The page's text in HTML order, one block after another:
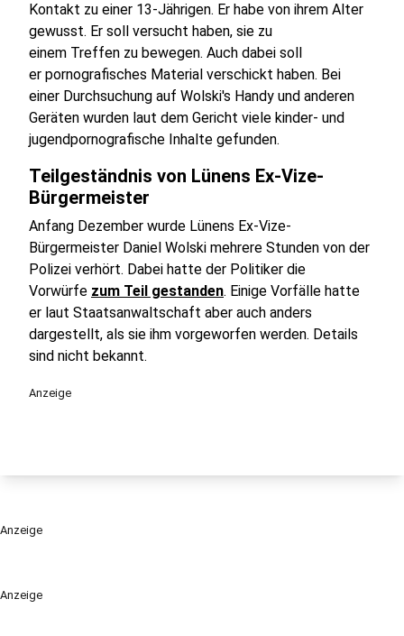
Anzeige
Kontakt zu einer 13-Jährigen. Er habe von ihrem Alter
gewusst. Er soll versucht haben, sie zu
einem Treffen zu bewegen. Auch dabei soll
er pornografisches Material verschickt haben. Bei
einer Durchsuchung auf Wolski's Handy und anderen
Geräten wurden laut dem Gericht viele kinder- und
jugendpornografische Inhalte gefunden.
Teilgeständnis von Lünens Ex-Vize-
Bürgermeister
Anfang Dezember wurde Lünens Ex-Vize-
Bürgermeister Daniel Wolski mehrere Stunden von der
Polizei verhört. Dabei hatte der Politiker die
Vorwürfe zum Teil gestanden. Einige Vorfälle hatte
er laut Staatsanwaltschaft aber auch anders
dargestellt, als sie ihm vorgeworfen werden. Details
sind nicht bekannt.
Anzeige
Anzeige